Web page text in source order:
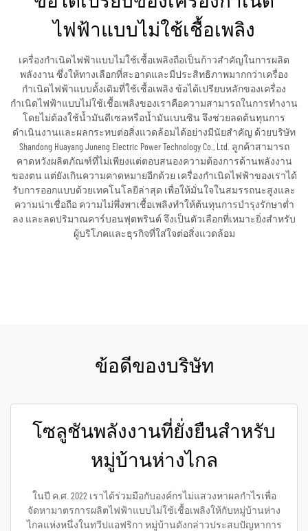
ไฟฟ้าแบบไม่ใช้เชื้อเพลิง
เครื่องกำเนิดไฟฟ้าแบบไม่ใช้เชื้อเพลิงถือเป็นก้าวสำคัญในการผลิต
พลังงาน ซึ่งให้ทางเลือกที่สะอาดและมีประสิทธิภาพมากกว่าเครื่อง
กำเนิดไฟฟ้าแบบดั้งเดิมที่ใช้เชื้อเพลิง ข้อได้เปรียบหลักของเครื่อง
กำเนิดไฟฟ้าแบบไม่ใช้เชื้อเพลิงของเราคือความสามารถในการทำงาน
โดยไม่ต้องใช้น้ำมันดีเซลหรือน้ำมันเบนซิน จึงช่วยลดต้นทุนการ
ดำเนินงานและผลกระทบต่อสิ่งแวดล้อมได้อย่างมีนัยสำคัญ ด้วยบริษัท
Shandong Huayang Juneng Electric Power Technology Co., Ltd. ลูกค้าสามารถ
คาดหวังผลิตภัณฑ์ที่ไม่เพียงแต่ตอบสนองความต้องการด้านพลังงาน
ของตน แต่ยังเกินความคาดหมายอีกด้วย เครื่องกำเนิดไฟฟ้าของเราได้
รับการออกแบบด้วยเทคโนโลยีล่าสุด เพื่อให้มั่นใจในสมรรถนะสูงและ
ความน่าเชื่อถือ ความไม่พึ่งพาเชื้อเพลิงทำให้ต้นทุนการบำรุงรักษาต่ำ
ลง และลดปริมาณคาร์บอนฟุตพรินต์ จึงเป็นตัวเลือกที่เหมาะยิ่งสำหรับ
ผู้บริโภคและธุรกิจที่ใส่ใจต่อสิ่งแวดล้อม
ข้อดีของบริษัท
โซลูชันพลังงานที่ยั่งยืนสำหรับ
หมู่บ้านห่างไกล
ในปี ค.ศ. 2022 เราได้ร่วมมือกับองค์กรไม่แสวงหาผลกำไรเพื่อ
จัดหามาตรการผลิตไฟฟ้าแบบไม่ใช้เชื้อเพลิงให้กับหมู่บ้านห่าง
ไกลแห่งหนึ่งในทวีปแอฟริกา หมู่บ้านดังกล่าวประสบปัญหาการ